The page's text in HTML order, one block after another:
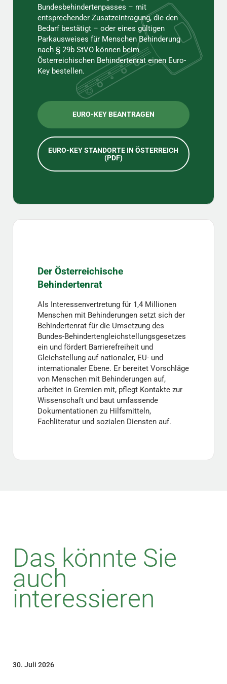
Bundesbehindertenpasses – mit
entsprechender Zusatzeintragung, die den
Bedarf bestätigt – oder eines gültigen
Parkausweises für Menschen Behinderung
nach § 29b StVO können beim
Österreichischen Behindertenrat einen Euro-
Key bestellen.
EURO-KEY BEANTRAGEN
EURO-KEY STANDORTE IN ÖSTERREICH
(PDF)
Der Österreichische
Behindertenrat
Als Interessenvertretung für 1,4 Millionen
Menschen mit Behinderungen setzt sich der
Behindertenrat für die Umsetzung des
Bundes-Behindertengleichstellungsgesetzes
ein und fördert Barrierefreiheit und
Gleichstellung auf nationaler, EU- und
internationaler Ebene. Er bereitet Vorschläge
von Menschen mit Behinderungen auf,
arbeitet in Gremien mit, pflegt Kontakte zur
Wissenschaft und baut umfassende
Dokumentationen zu Hilfsmitteln,
Fachliteratur und sozialen Diensten auf.
Das könnte Sie
auch
interessieren
30. Juli 2026